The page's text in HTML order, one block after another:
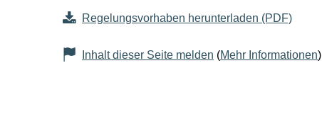
Regelungsvorhaben herunterladen (PDF)
Inhalt dieser Seite melden (Mehr Informationen)